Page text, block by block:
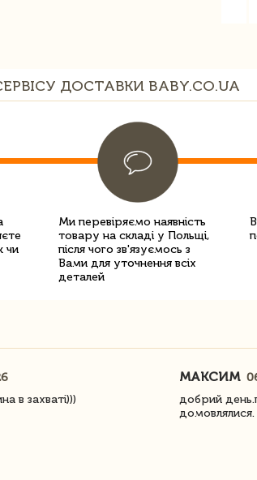
ДОСТАВКИ BABY.CO.UA
чи
Ми перевіряємо наявність
товару на складі у Польщі,
після чого зв'язуємось з
Вами для уточнення всіх
деталей
в захваті)))
МАКСИМ
добрий
домовлялися.